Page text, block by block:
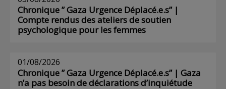
Chronique ” Gaza Urgence Déplacé.e.s” |
Compte rendus des ateliers de soutien
psychologique pour les femmes
01/08/2026
Chronique ” Gaza Urgence Déplacé.e.s” | Gaza
n’a pas besoin de déclarations d’inquiétude